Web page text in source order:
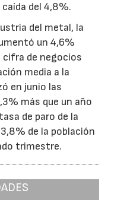
del 4,8%.
del metal, la
un 4,6%
cifra de negocios
media a la
en junio las
más que un año
de paro de la
de la población
trimestre.